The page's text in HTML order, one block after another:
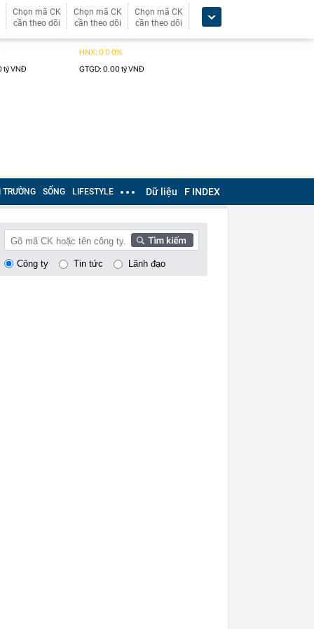
Chọn mã CK
cần theo dõi
Chọn mã CK
cần theo dõi
Chọn mã CK
cần theo dõi
TRƯỜNG SỐNG LIFESTYLE Dữ liệu F INDEX
Công ty Tin tức Lãnh đạo